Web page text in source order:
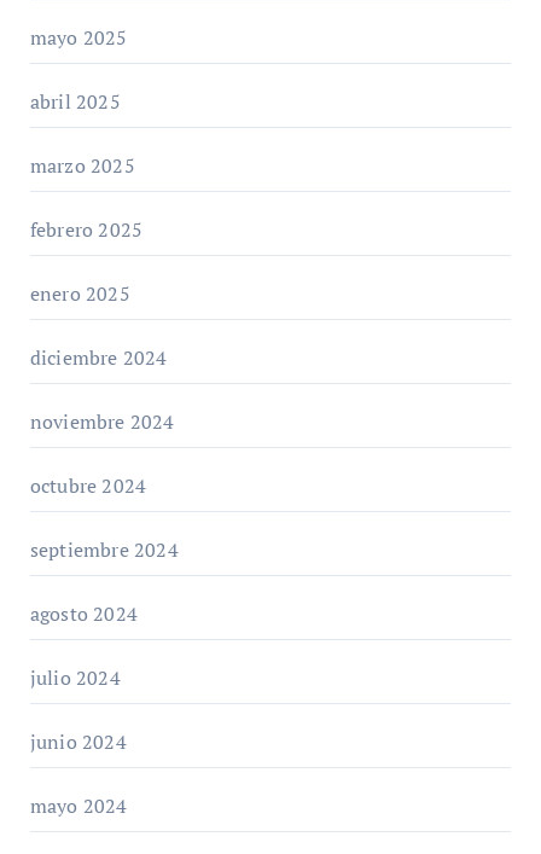
mayo 2025
abril 2025
marzo 2025
febrero 2025
enero 2025
diciembre 2024
noviembre 2024
octubre 2024
septiembre 2024
agosto 2024
julio 2024
junio 2024
mayo 2024